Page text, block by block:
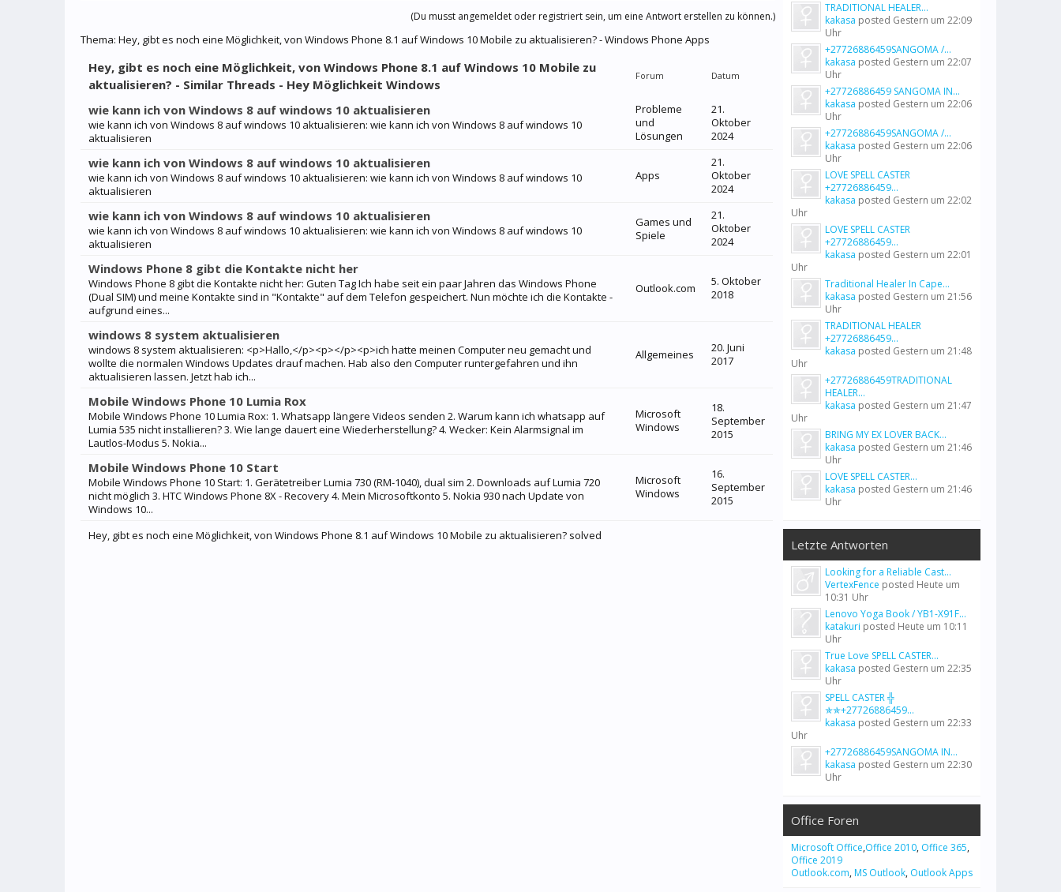
(Du musst angemeldet oder registriert sein, um eine Antwort erstellen zu können.)
Thema: Hey, gibt es noch eine Möglichkeit, von Windows Phone 8.1 auf Windows 10 Mobile zu aktualisieren? - Windows Phone Apps
Hey, gibt es noch eine Möglichkeit, von Windows Phone 8.1 auf Windows 10 Mobile zu
aktualisieren? - Similar Threads - Hey Möglichkeit Windows
Forum Datum
wie kann ich von Windows 8 auf windows 10 aktualisieren
wie kann ich von Windows 8 auf windows 10 aktualisieren: wie kann ich von Windows 8 auf windows 10
aktualisieren
Probleme
und
Lösungen
21.
Oktober
2024
wie kann ich von Windows 8 auf windows 10 aktualisieren
wie kann ich von Windows 8 auf windows 10 aktualisieren: wie kann ich von Windows 8 auf windows 10
aktualisieren
Apps
21.
Oktober
2024
wie kann ich von Windows 8 auf windows 10 aktualisieren
wie kann ich von Windows 8 auf windows 10 aktualisieren: wie kann ich von Windows 8 auf windows 10
aktualisieren
Games und
Spiele
21.
Oktober
2024
Windows Phone 8 gibt die Kontakte nicht her
Windows Phone 8 gibt die Kontakte nicht her: Guten Tag Ich habe seit ein paar Jahren das Windows Phone
(Dual SIM) und meine Kontakte sind in "Kontakte" auf dem Telefon gespeichert. Nun möchte ich die Kontakte -
aufgrund eines...
Outlook.com
5. Oktober
2018
windows 8 system aktualisieren
windows 8 system aktualisieren: <p>Hallo,</p><p></p><p>ich hatte meinen Computer neu gemacht und
wollte die normalen Windows Updates drauf machen. Hab also den Computer runtergefahren und ihn
aktualisieren lassen. Jetzt hab ich...
Allgemeines
20. Juni
2017
Mobile Windows Phone 10 Lumia Rox
Mobile Windows Phone 10 Lumia Rox: 1. Whatsapp längere Videos senden 2. Warum kann ich whatsapp auf
Lumia 535 nicht installieren? 3. Wie lange dauert eine Wiederherstellung? 4. Wecker: Kein Alarmsignal im
Lautlos-Modus 5. Nokia...
Microsoft
Windows
18.
September
2015
Mobile Windows Phone 10 Start
Mobile Windows Phone 10 Start: 1. Gerätetreiber Lumia 730 (RM-1040), dual sim 2. Downloads auf Lumia 720
nicht möglich 3. HTC Windows Phone 8X - Recovery 4. Mein Microsoftkonto 5. Nokia 930 nach Update von
Windows 10...
Microsoft
Windows
16.
September
2015
Hey, gibt es noch eine Möglichkeit, von Windows Phone 8.1 auf Windows 10 Mobile zu aktualisieren? solved
TRADITIONAL HEALER...
kakasa posted Gestern um 22:09
Uhr
+27726886459SANGOMA /...
kakasa posted Gestern um 22:07
Uhr
+27726886459 SANGOMA IN...
kakasa posted Gestern um 22:06
Uhr
+27726886459SANGOMA /...
kakasa posted Gestern um 22:06
Uhr
LOVE SPELL CASTER
+27726886459...
kakasa posted Gestern um 22:02
Uhr
LOVE SPELL CASTER
+27726886459...
kakasa posted Gestern um 22:01
Uhr
Traditional Healer In Cape...
kakasa posted Gestern um 21:56
Uhr
TRADITIONAL HEALER
+27726886459...
kakasa posted Gestern um 21:48
Uhr
+27726886459TRADITIONAL
HEALER...
kakasa posted Gestern um 21:47
Uhr
BRING MY EX LOVER BACK...
kakasa posted Gestern um 21:46
Uhr
LOVE SPELL CASTER...
kakasa posted Gestern um 21:46
Uhr
Letzte Antworten
Looking for a Reliable Cast...
VertexFence posted Heute um
10:31 Uhr
Lenovo Yoga Book / YB1-X91F...
katakuri posted Heute um 10:11
Uhr
True Love SPELL CASTER...
kakasa posted Gestern um 22:35
Uhr
SPELL CASTER ╬
✯✯+27726886459...
kakasa posted Gestern um 22:33
Uhr
+27726886459SANGOMA IN...
kakasa posted Gestern um 22:30
Uhr
Office Foren
Microsoft Office,Office 2010, Office 365,
Office 2019
Outlook.com, MS Outlook, Outlook Apps